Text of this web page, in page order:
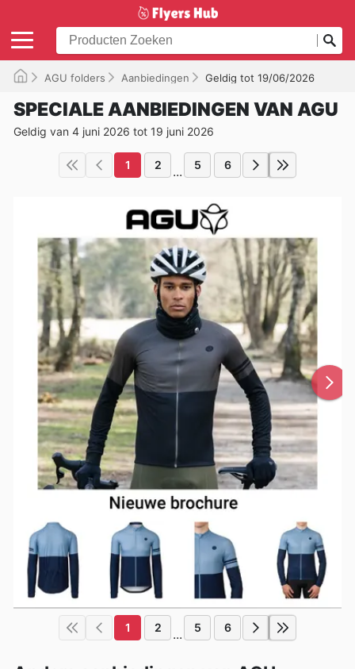
AGU folders Aanbiedingen Geldig tot 19/06/2026
SPECIALE AANBIEDINGEN VAN AGU
Geldig van 4 juni 2026 tot 19 juni 2026
1 2 ... 5 6
1 2 ... 5 6